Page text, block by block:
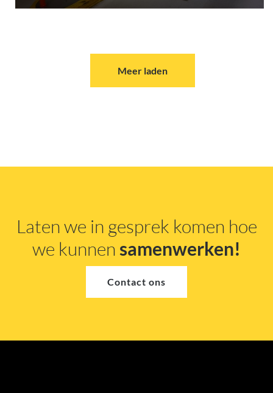
Meer laden
Laten we in gesprek komen hoe
we kunnensamenwerken!
Contact ons